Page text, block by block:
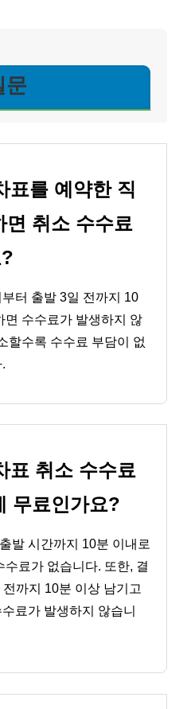
문
표를 예약한 직
면 취소 수수료
터 출발 3일 전까지 10
면 수수료가 발생하지 않
할수록 수수료 부담이 없
표 취소 수수료
무료인가요?
발 시간까지 10분 이내로
수료가 없습니다. 또한, 결
까지 10분 이상 남기고
료가 발생하지 않습니